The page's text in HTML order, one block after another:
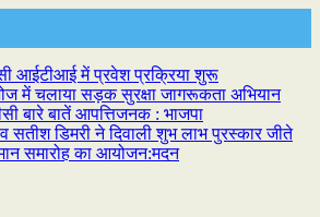
आईटीआई में प्रवेश प्रक्रिया शुरू
में चलाया सड़क सुरक्षा जागरूकता अभियान
बारे बातें आपत्तिजनक : भाजपा
सतीश डिमरी ने दिवाली शुभ लाभ पुरस्कार जीते
समारोह का आयोजन:मदन